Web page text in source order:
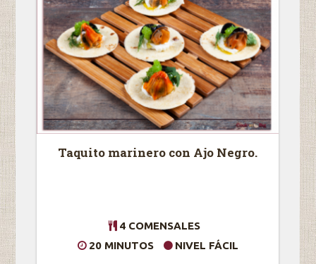
Taquito marinero con Ajo Negro.
4 COMENSALES
20 MINUTOS
NIVEL FÁCIL